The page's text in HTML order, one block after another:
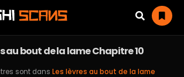
au bout de la lame Chapitre 10
sont dans Les lèvres au bout de la lame